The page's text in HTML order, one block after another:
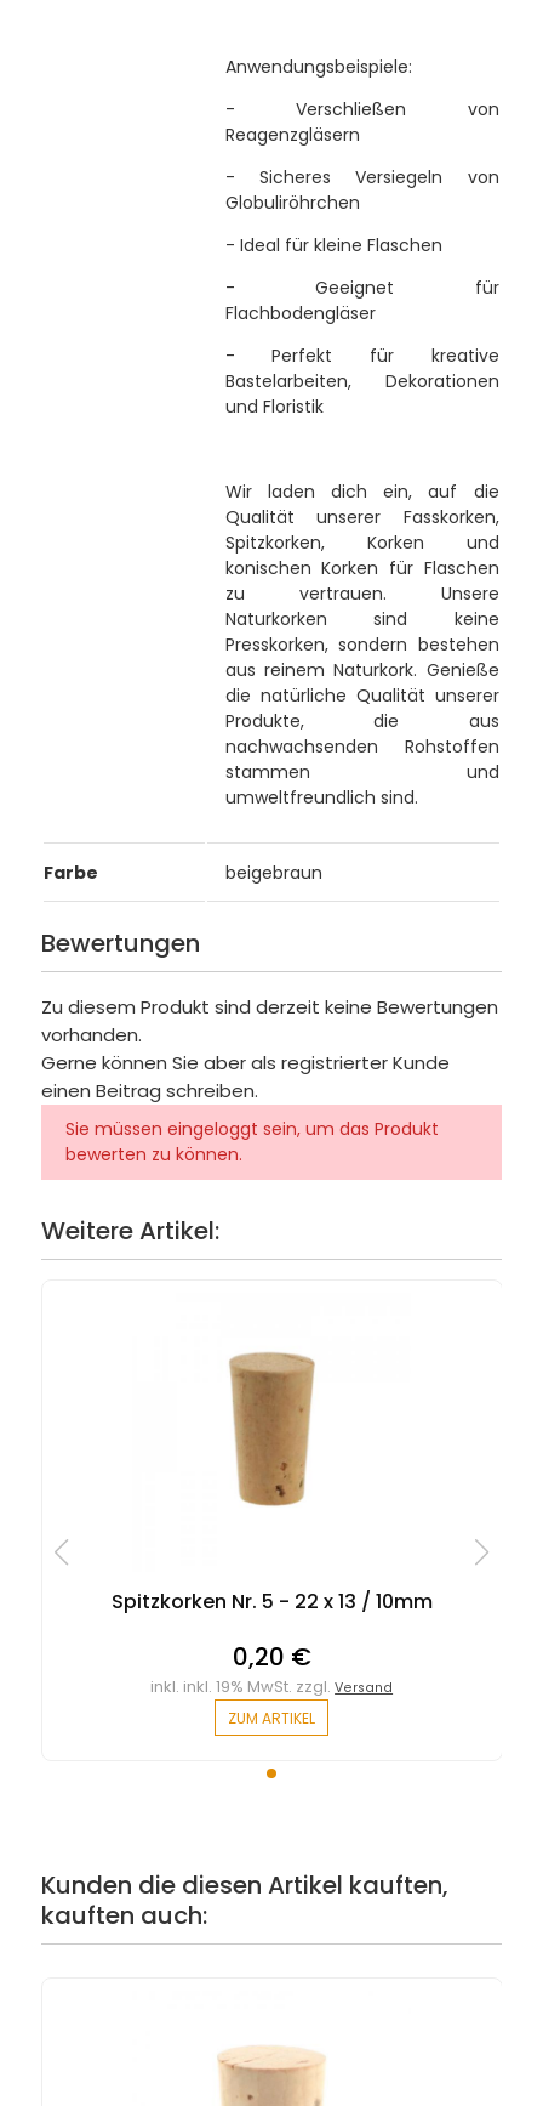
Anwendungsbeispiele:
- Verschließen von
Reagenzgläsern
- Sicheres Versiegeln von
Globuliröhrchen
- Ideal für kleine Flaschen
- Geeignet für
Flachbodengläser
- Perfekt für kreative
Bastelarbeiten, Dekorationen
und Floristik
Wir laden dich ein, auf die
Qualität unserer Fasskorken,
Spitzkorken, Korken und
konischen Korken für Flaschen
zu vertrauen. Unsere
Naturkorken sind keine
Presskorken, sondern bestehen
aus reinem Naturkork. Genieße
die natürliche Qualität unserer
Produkte, die aus
nachwachsenden Rohstoffen
stammen und
umweltfreundlich sind.
Farbe beigebraun
Bewertungen
Zu diesem Produkt sind derzeit keine Bewertungen
vorhanden.
Gerne können Sie aber als registrierter Kunde
einen Beitrag schreiben.
Sie müssen eingeloggt sein, um das Produkt
bewerten zu können.
Weitere Artikel:
Spitzkorken Nr. 5 - 22 x 13 / 10mm
0,20 €
inkl. inkl. 19% MwSt. zzgl.Versand
ZUM ARTIKEL
Kunden die diesen Artikel kauften,
kauften auch: